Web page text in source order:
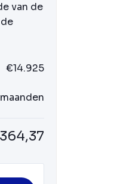
van de
€14.925